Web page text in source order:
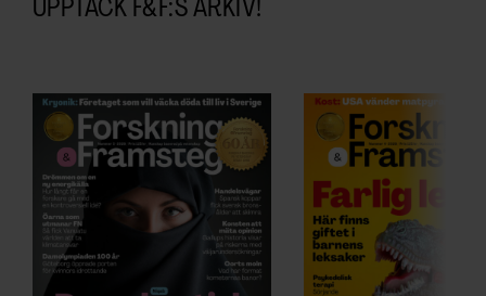
UPPTÄCK F&F:S ARKIV!